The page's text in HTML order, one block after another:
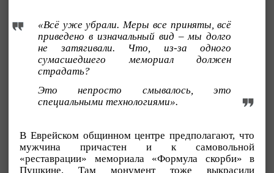
«Всё уже убрали. Меры все приняты, всё
приведено в изначальный вид – мы долго
не затягивали. Что, из-за одного
сумасшедшего мемориал должен
страдать?
Это непросто смывалось, это
специальными технологиями».
В Еврейском общинном центре предполагают, что
мужчина причастен и к самовольной
«реставрации» мемориала «Формула скорби» в
Пушкине. Там монумент тоже выкрасили